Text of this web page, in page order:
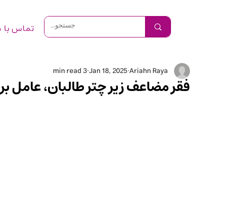
تماس با
فقر مضاعف زیر چتر طالبان، عامل
Ariahn Raya
Jan 18, 2025
3 min read